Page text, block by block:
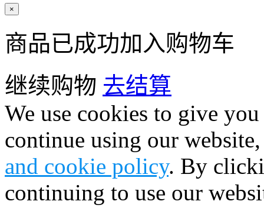
×
商品已成功加入购物车
继续购物 去结算
We use cookies to give
continue using our
and cookie policy. By
continuing to use our